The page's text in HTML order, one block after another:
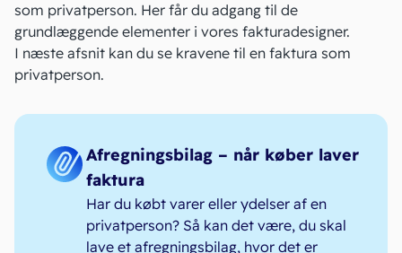
som privatperson. Her får du adgang til de
grundlæggende elementer i vores fakturadesigner.
I næste afsnit kan du se kravene til en faktura som
privatperson.
Afregningsbilag – når køber laver
faktura
Har du købt varer eller ydelser af en
privatperson? Så kan det være, du skal
lave et afregningsbilag, hvor det er